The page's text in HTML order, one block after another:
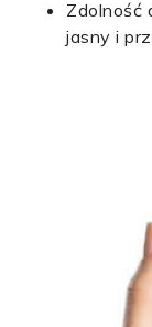
Zdolność
jasny i